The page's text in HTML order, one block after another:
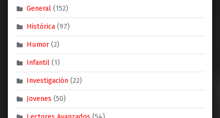
General (152)
Histórica (97)
Humor (2)
Infantil (1)
Investigación (22)
Jovenes (50)